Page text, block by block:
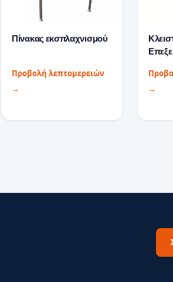
Πίνακας εκσπλαχνισμού
Προβολή λεπτομερειών
→
→